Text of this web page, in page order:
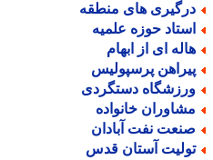
های منطقه
حوزه علمیه
ای از ابهام
پرسپولیس
دستگردی
خانواده
نفت آبادان
آستان قدس